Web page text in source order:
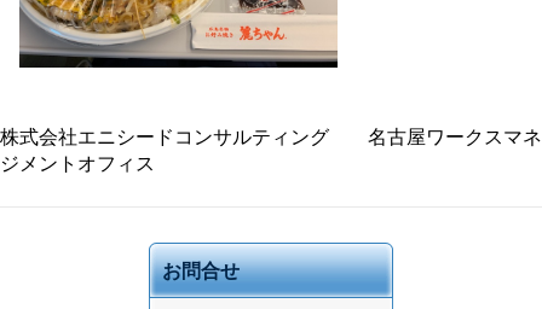
株式会社エニシードコンサルティング 名古屋ワークスマネ
ジメントオフィス
お問合せ